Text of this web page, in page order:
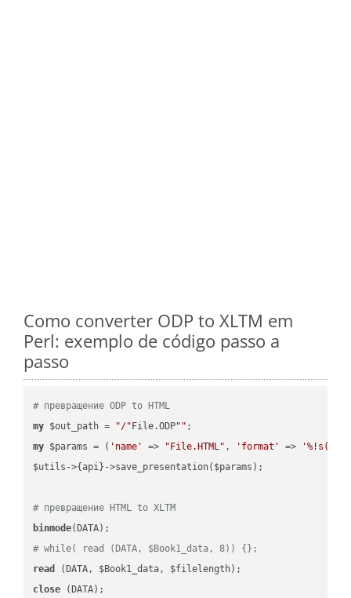
Como converter ODP to XLTM em
Perl: exemplo de código passo a
passo
# превращение ODP to HTML
my $out_path = "/" File.ODP""
my $params = ( 'name' => "File.HTML" , 'format' =>
$utils->{api}->save_presentation($params);
# превращение HTML to XLTM
binmode
# while( read (DATA, $Book1_data, 8)) {};
read
close